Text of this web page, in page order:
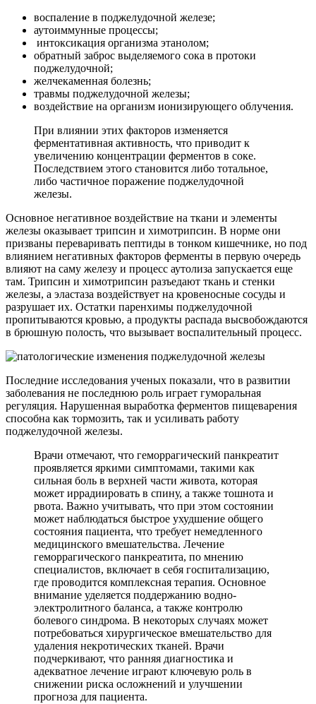
воспаление в поджелудочной железе;
аутоиммунные процессы;
интоксикация организма этанолом;
обратный заброс выделяемого сока в протоки
поджелудочной;
желчекаменная болезнь;
травмы поджелудочной железы;
воздействие на организм ионизирующего облучения.
При влиянии этих факторов изменяется
ферментативная активность, что приводит к
увеличению концентрации ферментов в соке.
Последствием этого становится либо тотальное,
либо частичное поражение поджелудочной
железы.
Основное негативное воздействие на ткани и элементы
железы оказывает трипсин и химотрипсин. В норме они
призваны переваривать пептиды в тонком кишечнике, но под
влиянием негативных факторов ферменты в первую очередь
влияют на саму железу и процесс аутолиза запускается еще
там. Трипсин и химотрипсин разъедают ткань и стенки
железы, а эластаза воздействует на кровеносные сосуды и
разрушает их. Остатки паренхимы поджелудочной
пропитываются кровью, а продукты распада высвобождаются
в брюшную полость, что вызывает воспалительный процесс.
Последние исследования ученых показали, что в развитии
заболевания не последнюю роль играет гуморальная
регуляция. Нарушенная выработка ферментов пищеварения
способна как тормозить, так и усиливать работу
поджелудочной железы.
Врачи отмечают, что геморрагический панкреатит
проявляется яркими симптомами, такими как
сильная боль в верхней части живота, которая
может иррадиировать в спину, а также тошнота и
рвота. Важно учитывать, что при этом состоянии
может наблюдаться быстрое ухудшение общего
состояния пациента, что требует немедленного
медицинского вмешательства. Лечение
геморрагического панкреатита, по мнению
специалистов, включает в себя госпитализацию,
где проводится комплексная терапия. Основное
внимание уделяется поддержанию водно-
электролитного баланса, а также контролю
болевого синдрома. В некоторых случаях может
потребоваться хирургическое вмешательство для
удаления некротических тканей. Врачи
подчеркивают, что ранняя диагностика и
адекватное лечение играют ключевую роль в
снижении риска осложнений и улучшении
прогноза для пациента.